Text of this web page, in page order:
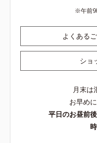
午前
よくある
ショ
月末は
お早め
平日のお昼前